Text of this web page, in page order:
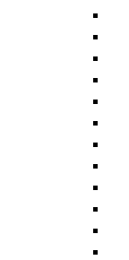
-
-
-
-
-
-
-
-
-
-
-
-